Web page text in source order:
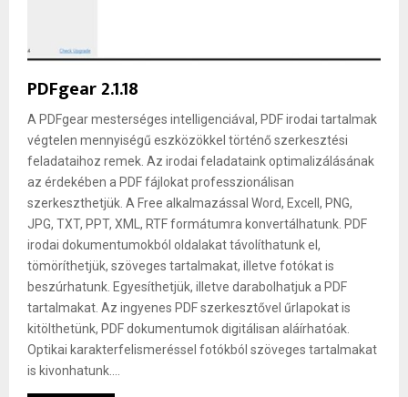
PDFgear 2.1.18
A PDFgear mesterséges intelligenciával, PDF irodai tartalmak
végtelen mennyiségű eszközökkel történő szerkesztési
feladataihoz remek. Az irodai feladataink optimalizálásának
az érdekében a PDF fájlokat professzionálisan
szerkeszthetjük. A Free alkalmazással Word, Excell, PNG,
JPG, TXT, PPT, XML, RTF formátumra konvertálhatunk. PDF
irodai dokumentumokból oldalakat távolíthatunk el,
tömöríthetjük, szöveges tartalmakat, illetve fotókat is
beszúrhatunk. Egyesíthetjük, illetve darabolhatjuk a PDF
tartalmakat. Az ingyenes PDF szerkesztővel űrlapokat is
kitölthetünk, PDF dokumentumok digitálisan aláírhatóak.
Optikai karakterfelismeréssel fotókból szöveges tartalmakat
is kivonhatunk....